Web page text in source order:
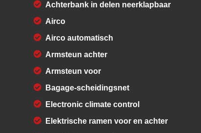
Achterbank in delen neerklapbaar
Airco
Airco automatisch
Armsteun achter
Armsteun voor
Bagage-scheidingsnet
Electronic climate control
Elektrische ramen voor en achter